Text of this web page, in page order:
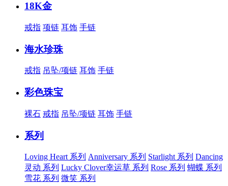
18K金
戒指 项链 耳饰 手链
海水珍珠
戒指 吊坠/项链 耳饰 手链
彩色珠宝
裸石 戒指 吊坠/项链 耳饰 手链
系列
Loving Heart 系列 Anniversary 系列 Starlight 系列 Dancing
灵动 系列 Lucky Clover幸运草 系列 Rose 系列 蝴蝶 系列
雪花 系列 微笑 系列